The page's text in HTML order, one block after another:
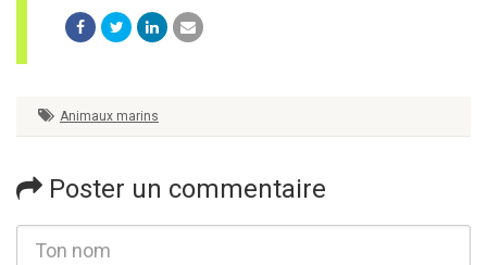
Animaux marins
Poster un commentaire